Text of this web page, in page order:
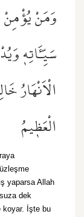
وَمَنْ يُؤْمِنْ
سَيِّـَٔاتِه۪
الْاَنْهَارُ
الْعَظ۪يمُ
yaparsa Allah
dek
koyar. İşte bu